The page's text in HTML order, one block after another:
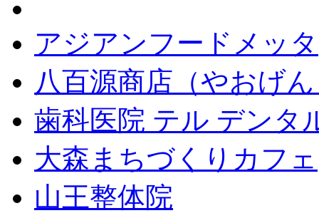
アジアンフードメッタ
八百源商店（やおげ
歯科医院 テル デンタ
大森まちづくりカフェ
山王整体院